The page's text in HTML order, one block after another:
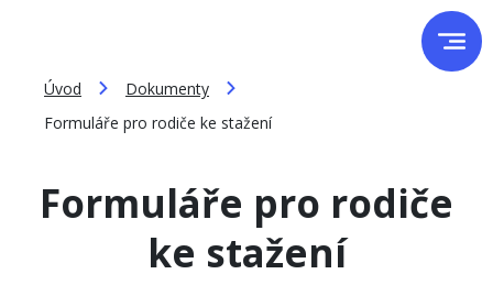
Úvod
Dokumenty
Formuláře pro rodiče ke stažení
Formuláře pro rodiče
ke stažení